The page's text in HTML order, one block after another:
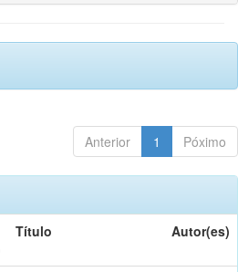
Anterior 1 Póximo
Título Autor(es)